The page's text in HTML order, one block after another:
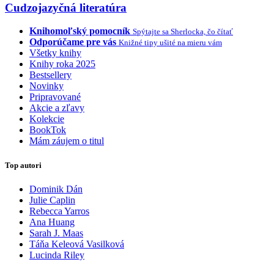
Cudzojazyčná literatúra
Knihomoľský pomocník Spýtajte sa Sherlocka, čo čítať
Odporúčame pre vás Knižné tipy ušité na mieru vám
Všetky knihy
Knihy roka 2025
Bestsellery
Novinky
Pripravované
Akcie a zľavy
Kolekcie
BookTok
Mám záujem o titul
Top autori
Dominik Dán
Julie Caplin
Rebecca Yarros
Ana Huang
Sarah J. Maas
Táňa Keleová Vasilková
Lucinda Riley